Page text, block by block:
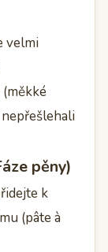
velmi
(měkké
pěny)
k
(pâte à